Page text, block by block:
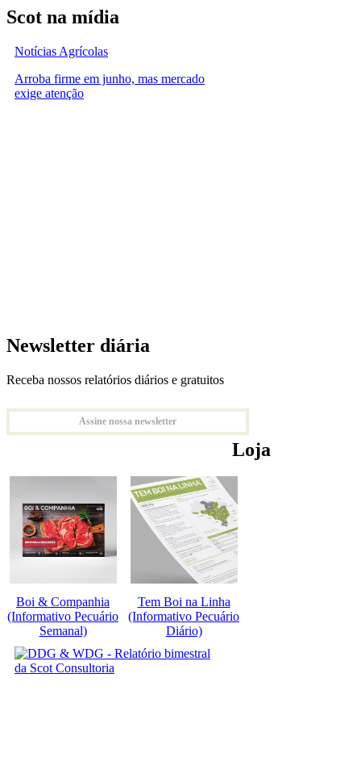
Scot na mídia
Notícias Agrícolas
Arroba firme em junho, mas mercado
exige atenção
Newsletter diária
Receba nossos relatórios diários e gratuitos
Assine nossa newsletter
Loja
Boi & Companhia
(Informativo Pecuário
Semanal)
Tem Boi na Linha
(Informativo Pecuário
Diário)